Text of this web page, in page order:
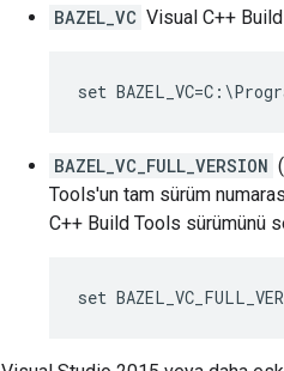
BAZEL_VC Visual C++
BAZEL_VC_FULL_VERSION
Tools'un tam sürüm
C++ Build Tools sürümünü